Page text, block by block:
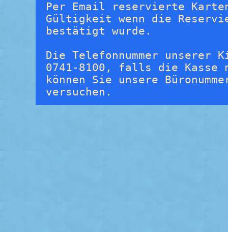
Per Email reservierte
Gültigkeit wenn die
bestätigt wurde.
Die Telefonnummer unserer
0741-8100, falls die
können Sie unsere
versuchen.